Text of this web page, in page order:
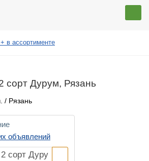
в ассортименте
сорт Дурум, Рязань
/ Рязань
объявлений